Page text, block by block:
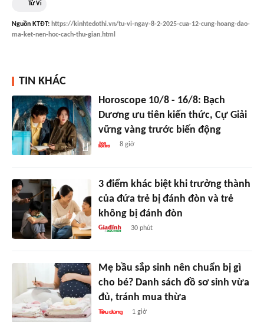
Tử Vi
Nguồn KTĐT: https://kinhtedothi.vn/tu-vi-ngay-8-2-2025-cua-12-cung-hoang-dao-
ma-ket-nen-hoc-cach-thu-gian.html
TIN KHÁC
Horoscope 10/8 - 16/8: Bạch
Dương ưu tiên kiến thức, Cự Giải
vững vàng trước biến động
8 giờ
3 điểm khác biệt khi trưởng thành
của đứa trẻ bị đánh đòn và trẻ
không bị đánh đòn
30 phút
Mẹ bầu sắp sinh nên chuẩn bị gì
cho bé? Danh sách đồ sơ sinh vừa
đủ, tránh mua thừa
1 giờ